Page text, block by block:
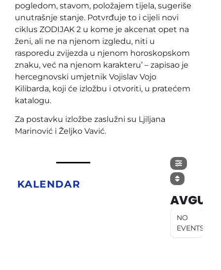
pogledom, stavom, položajem tijela, sugeriše
unutrašnje stanje. Potvrđuje to i cijeli novi
ciklus ZODIJAK 2 u kome je akcenat opet na
ženi, ali ne na njenom izgledu, niti u
rasporedu zvijezda u njenom horoskopskom
znaku, već na njenom karakteru’ – zapisao je
hercegnovski umjetnik Vojislav Vojo
Kilibarda, koji će izložbu i otvoriti, u pratećem
katalogu.
Za postavku izložbe zaslužni su Ljiljana
Marinović i Željko Vavić.
KALENDAR
AVGUST
NO
EVENTS